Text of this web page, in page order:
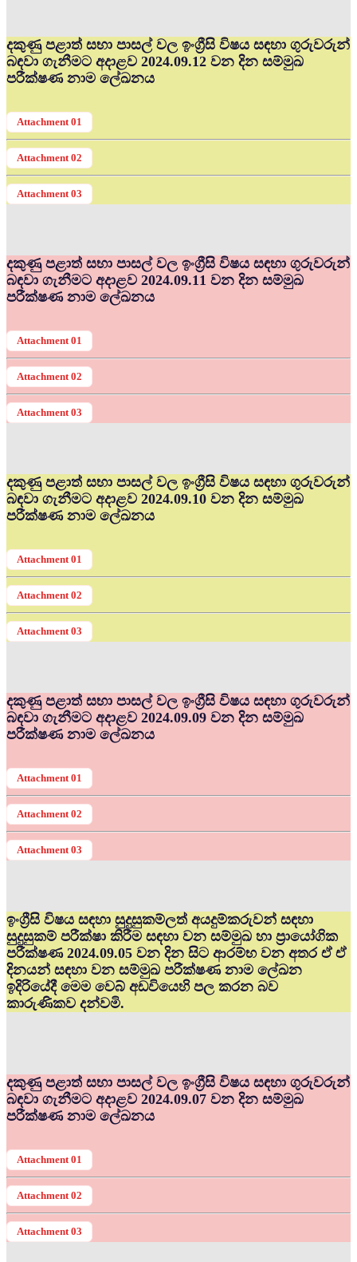
දකුණු පළාත් සභා පාසල් වල ඉංග්‍රීසි විෂය සඳහා ගුරුවරුන්
බඳවා ගැනීමට අදාළව 2024.09.12 වන දින සම්මුඛ
පරීක්ෂණ නාම ලේඛනය
Attachment 01
Attachment 02
Attachment 03
දකුණු පළාත් සභා පාසල් වල ඉංග්‍රීසි විෂය සඳහා ගුරුවරුන්
බඳවා ගැනීමට අදාළව 2024.09.11 වන දින සම්මුඛ
පරීක්ෂණ නාම ලේඛනය
Attachment 01
Attachment 02
Attachment 03
දකුණු පළාත් සභා පාසල් වල ඉංග්‍රීසි විෂය සඳහා ගුරුවරුන්
බඳවා ගැනීමට අදාළව 2024.09.10 වන දින සම්මුඛ
පරීක්ෂණ නාම ලේඛනය
Attachment 01
Attachment 02
Attachment 03
දකුණු පළාත් සභා පාසල් වල ඉංග්‍රීසි විෂය සඳහා ගුරුවරුන්
බඳවා ගැනීමට අදාළව 2024.09.09 වන දින සම්මුඛ
පරීක්ෂණ නාම ලේඛනය
Attachment 01
Attachment 02
Attachment 03
ඉංග්‍රීසි විෂය සඳහා සුදුසුකම්ලත් අයදුම්කරුවන් සඳහා
සුදුසුකම් පරීක්ෂා කිරීම සඳහා වන සම්මුඛ හා ප්‍රායෝගික
පරීක්ෂණ 2024.09.05 වන දින සිට ආරම්භ වන අතර ඒ ඒ
දිනයන් සඳහා වන සම්මුඛ පරීක්ෂණ නාම ලේඛන
ඉදිරියේදී මෙම වෙබ් අඩවියෙහි පල කරන බව
කාරුණිකව දන්වමි.
දකුණු පළාත් සභා පාසල් වල ඉංග්‍රීසි විෂය සඳහා ගුරුවරුන්
බඳවා ගැනීමට අදාළව 2024.09.07 වන දින සම්මුඛ
පරීක්ෂණ නාම ලේඛනය
Attachment 01
Attachment 02
Attachment 03